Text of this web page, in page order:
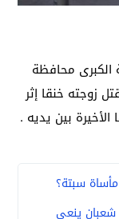
الكبرى محافظة
زوجته خنقا إثر
بين يديه .
سبتة؟
شعبان ينعي